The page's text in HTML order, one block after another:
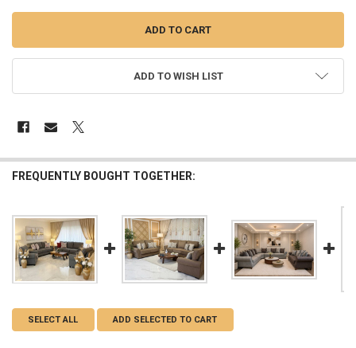
ADD TO WISH LIST
FREQUENTLY BOUGHT TOGETHER:
SELECT ALL ADD SELECTED TO CART